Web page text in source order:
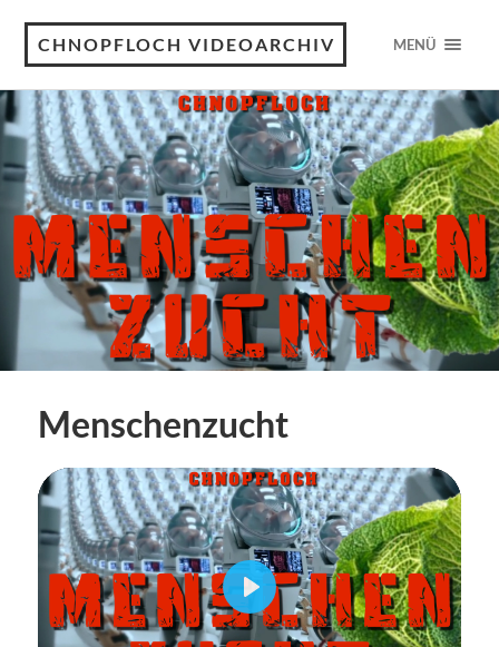
CHNOPFLOCH VIDEOARCHIV MENÜ
Menschenzucht
Abspielen